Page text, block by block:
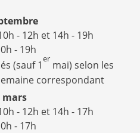
- 12h et 14h - 19h
- 19h
(sauf 1
er
mai) selon les
correspondant
mars
- 12h et 14h - 17h
- 17h